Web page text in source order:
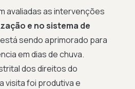
avaliadas as intervenções
e no sistema de
sendo aprimorado para
em dias de chuva.
dos direitos do
visita foi produtiva e